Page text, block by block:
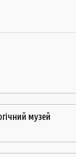
музей